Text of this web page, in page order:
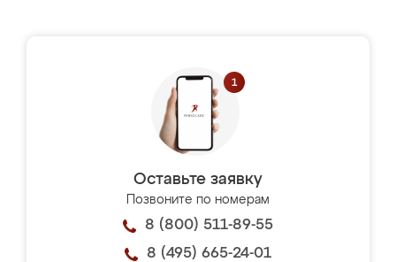
Оставьте заявку
Позвоните по номерам
8 (800) 511-89-55
8 (495) 665-24-01